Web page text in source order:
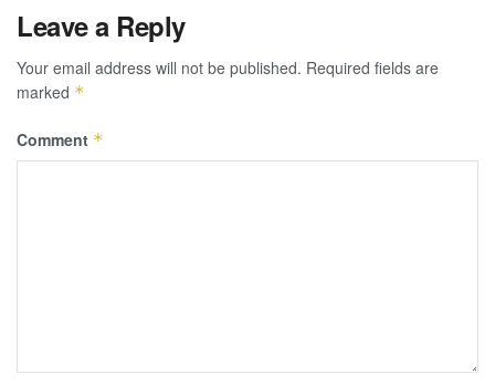
Leave a Reply
Your email address will not be published. Required fields are
marked *
Comment *